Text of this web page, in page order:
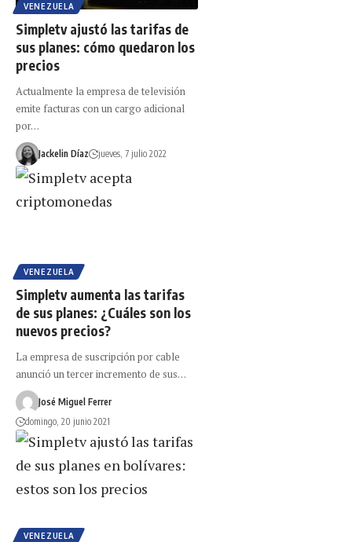
VENEZUELA
Simpletv ajustó las tarifas de
sus planes: cómo quedaron los
precios
Actualmente la empresa de televisión
emite facturas con un cargo adicional
por…
Jackelin Díaz jueves, 7 julio 2022
VENEZUELA
Simpletv aumenta las tarifas
de sus planes: ¿Cuáles son los
nuevos precios?
La empresa de suscripción por cable
anunció un tercer incremento de sus…
José Miguel Ferrer
domingo, 20 junio 2021
VENEZUELA